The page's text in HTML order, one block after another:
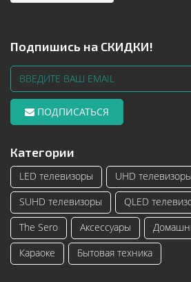
Подпишись на СКИДКИ!
ПОДПИСАТЬСЯ
Категории
LED телевизоры
UHD телевизоры
SUHD телевизоры
QLED
The Sero
Аксессуары
Караоке
Бытовая техника